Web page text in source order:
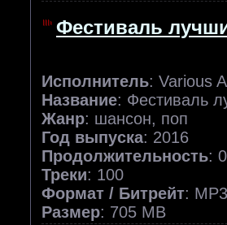
Фестиваль
Исполнитель: Various
Название: Фестиваль
Жанр: шансон, поп
Год выпуска: 2016
Продолжительность:
Треки: 100
Формат / Битрейт:
Размер: 705 MB